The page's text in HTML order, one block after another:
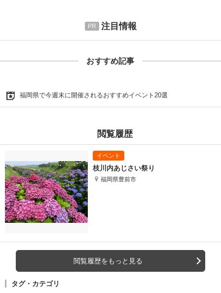
注目情報
おすすめ記事
福岡県で今週末に開催されるおすすめイベント20選
閲覧履歴
枝川内あじさい祭り
福岡県豊前市
閲覧履歴をもっと見る
タグ・カテゴリ